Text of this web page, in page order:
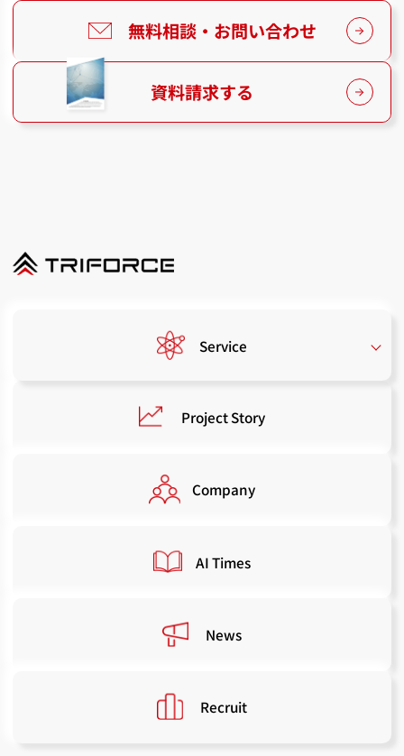
無料相談・お問い合わせ
資料請求する
Service
Project Story
Company
AI Times
News
Recruit